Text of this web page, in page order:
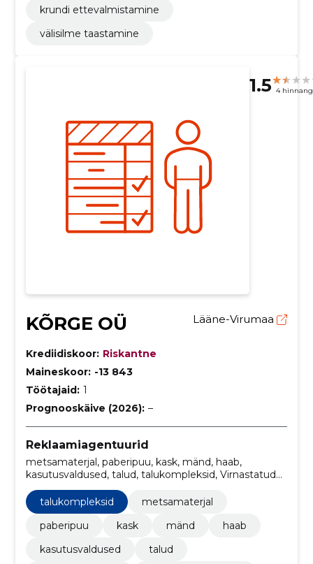
krundi ettevalmistamine
välisilme taastamine
1.5 4
KÕRGE OÜ Lääne-Virumaa
Krediidiskoor: Riskantne
Maineskoor: -13 843
Töötajaid: 1
Prognooskäive (2026): –
Reklaamiagentuurid
metsamaterjal, paberipuu, kask, mänd, haab,
kasutusvaldused, talud, talukompleksid, Virnastatud
talukompleksid
metsamaterjal
paberipuu
kask mänd
haab
kasutusvaldused
talud